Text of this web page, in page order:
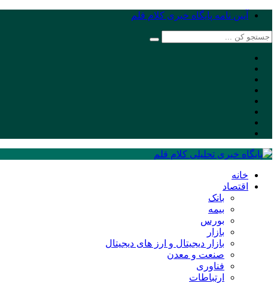
آیین نامه پایگاه خبری کلام قلم
خانه
اقتصاد
بانک
بیمه
بورس
بازار
بازار دیجیتال و ارز های دیجیتال
صنعت و معدن
فناوری
ارتباطات